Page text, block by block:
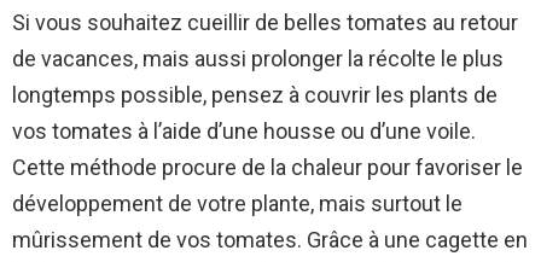
Si vous souhaitez cueillir de belles tomates au retour
de vacances, mais aussi prolonger la récolte le plus
longtemps possible, pensez à couvrir les plants de
vos tomates à l’aide d’une housse ou d’une voile.
Cette méthode procure de la chaleur pour favoriser le
développement de votre plante, mais surtout le
mûrissement de vos tomates. Grâce à une cagette en